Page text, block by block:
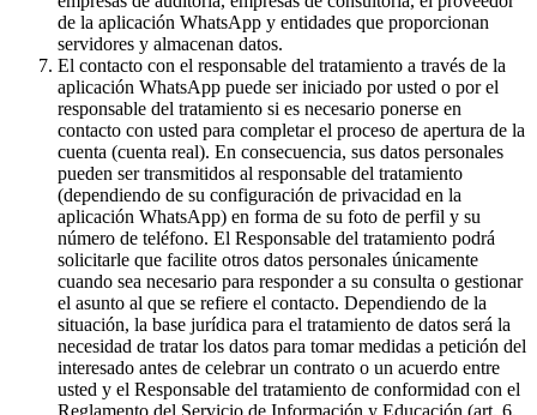
de la aplicación WhatsApp y entidades que proporcionan
servidores y almacenan datos.
El contacto con el responsable del tratamiento a través de la
aplicación WhatsApp puede ser iniciado por usted o por el
responsable del tratamiento si es necesario ponerse en
contacto con usted para completar el proceso de apertura de la
cuenta (cuenta real). En consecuencia, sus datos personales
pueden ser transmitidos al responsable del tratamiento
(dependiendo de su configuración de privacidad en la
aplicación WhatsApp) en forma de su foto de perfil y su
número de teléfono. El Responsable del tratamiento podrá
solicitarle que facilite otros datos personales únicamente
cuando sea necesario para responder a su consulta o gestionar
el asunto al que se refiere el contacto. Dependiendo de la
situación, la base jurídica para el tratamiento de datos será la
necesidad de tratar los datos para tomar medidas a petición del
interesado antes de celebrar un contrato o un acuerdo entre
usted y el Responsable del tratamiento de conformidad con el
Reglamento del Servicio de Información y Educación (art. 6,